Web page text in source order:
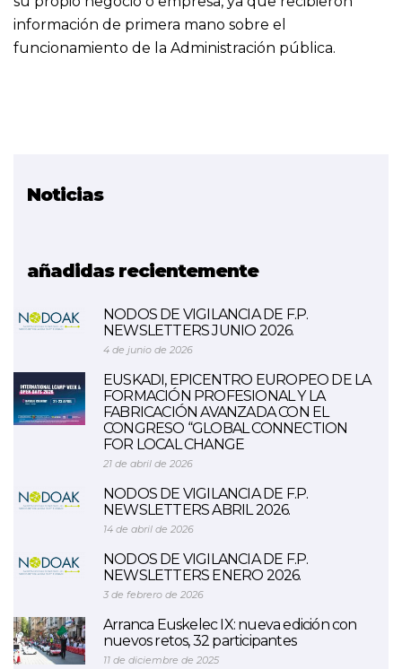
información de primera mano sobre el
funcionamiento de la Administración pública.
Noticias
añadidas recientemente
NODOS DE VIGILANCIA DE F.P.
NEWSLETTERS JUNIO 2026.
4 de junio de 2026
EUSKADI, EPICENTRO EUROPEO DE LA
FORMACIÓN PROFESIONAL Y LA
FABRICACIÓN AVANZADA CON EL
CONGRESO “GLOBAL CONNECTION
FOR LOCAL CHANGE
21 de abril de 2026
NODOS DE VIGILANCIA DE F.P.
NEWSLETTERS ABRIL 2026.
14 de abril de 2026
NODOS DE VIGILANCIA DE F.P.
NEWSLETTERS ENERO 2026.
3 de febrero de 2026
Arranca Euskelec IX: nueva edición con
nuevos retos, 32 participantes
11 de diciembre de 2025